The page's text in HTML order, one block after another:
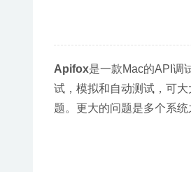
Apifox是一款Mac的API调
试，模拟和自动测试，可
题。更大的问题是多个系